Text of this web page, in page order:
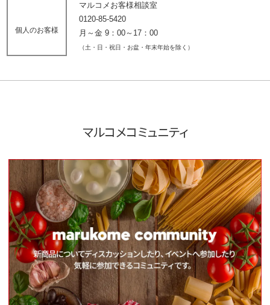
個人のお客様
マルコメお客様相談室
0120-85-5420
月～金 9：00～17：00
（土・日・祝日・お盆・年末年始を除く）
マルコメコミュニティ